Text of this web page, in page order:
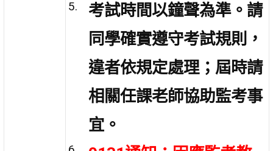
考試時間以鐘聲為準。請
同學確實遵守考試規則，
違者依規定處理；屆時請
相關任課老師協助監考事
宜。